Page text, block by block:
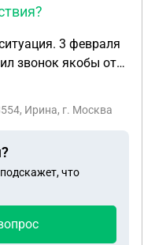
3 февраля
звонок якобы от
опечатать
что на меня
не судебные
никакого
нет. В итоге по
в полицию и
Ирина, г. Москва
что